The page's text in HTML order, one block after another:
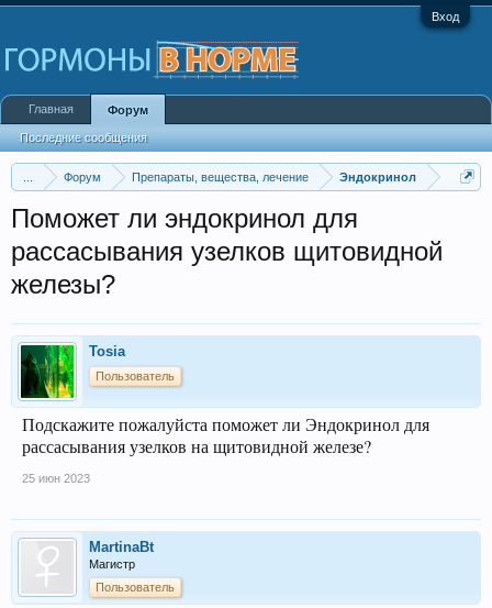
Вход
Форум Препараты, вещества, лечение Эндокринол
Поможет ли эндокринол для
рассасывания узелков щитовидной
железы?
Tosia
Пользователь
Подскажите пожалуйста поможет ли Эндокринол для
рассасывания узелков на щитовидной железе?
25 июн 2023
MartinaBt
Магистр
Пользователь
Главная Форум
Последние сообщения